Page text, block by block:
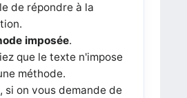
de répondre à la
imposée.
que le texte n'impose
méthode.
si on vous demande de